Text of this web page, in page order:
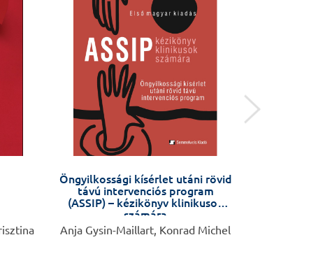
Öngyilkossági kísérlet utáni rövid
távú intervenciós program
(ASSIP) – kézikönyv klinikusok
számára
Anja Gysin-Maillart, Konrad Michel